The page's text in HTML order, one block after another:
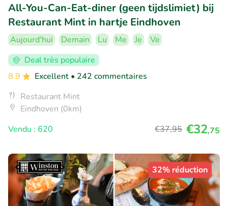
All-You-Can-Eat-diner (geen tijdslimiet) bij
Restaurant Mint in hartje Eindhoven
Aujourd'hui Demain Lu Me Je
Ve
Deal très populaire
8.9
Excellent • 242 commentaires
Restaurant Mint
Eindhoven (0km)
Vendu : 620
€37,95 €32,75
32% réduction